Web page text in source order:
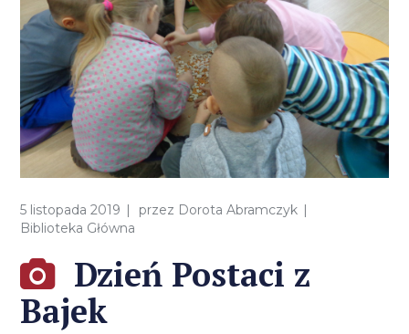
5 listopada 2019 przez Dorota Abramczyk
Biblioteka Główna
Dzień Postaci z
Bajek